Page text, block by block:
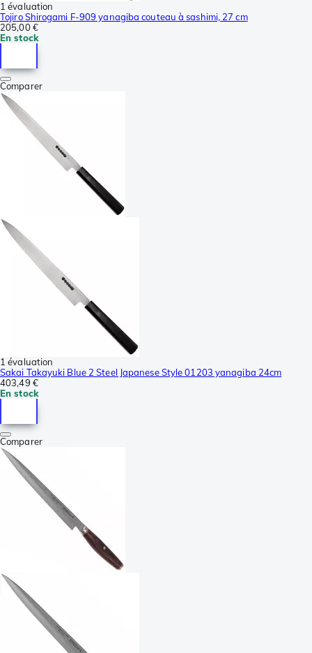
1 évaluation
Tojiro Shirogami F-909 yanagiba couteau à sashimi, 27 cm
205,00 €
En stock
Comparer
1 évaluation
Sakai Takayuki Blue 2 Steel Japanese Style 01203 yanagiba 24cm
403,49 €
En stock
Comparer